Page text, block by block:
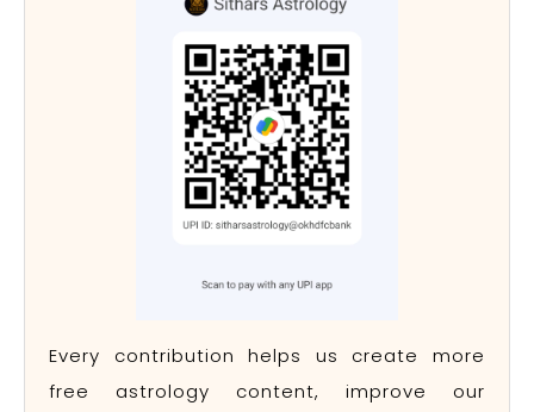
Every contribution helps us create more
free astrology content, improve our